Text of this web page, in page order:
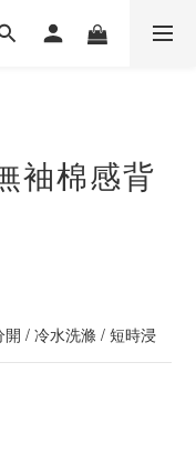
袖棉感背
/ 冷水洗滌 / 短時浸